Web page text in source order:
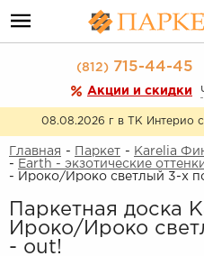
(812)715-44-45
Акции и скидки
08.08.2026 г в ТК Интерио
Главная - Паркет - Karelia
- Earth - экзотические оттенки
- Ироко/Ироко светлый 3-х
Паркетная доска
Ироко/Ироко
- out!